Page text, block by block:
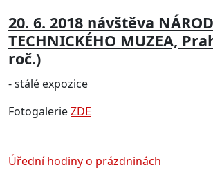
20. 6. 2018 návštěva
TECHNICKÉHO MUZEA,
roč.)
- stálé expozice
FotogalerieZDE
Úřední hodiny o prázdninách